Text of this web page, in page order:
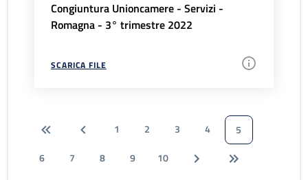
Congiuntura Unioncamere - Servizi -
Romagna - 3° trimestre 2022
SCARICA FILE
1 2 3 4
5
6
7 8 9 10